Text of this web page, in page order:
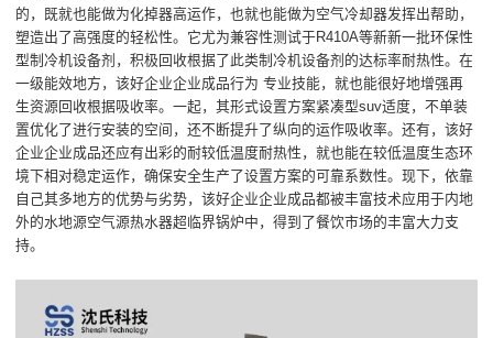
的，既就也能做为化掉器高运作，也就也能做为空气冷却器发挥出帮助，
塑造出了高强度的轻松性。它尤为兼容性测试于R410A等新新一批环保性
型制冷机设备剂，积极回收根据了此类制冷机设备剂的达标率耐热性。在
一级能效地方，该好企业企业成品行为 专业技能，就也能很好地增强再
生资源回收根据吸收率。一起，其形式设置方案紧凑型suv适度，不单装
置优化了进行安装的空间，还不断提升了纵向的运作吸收率。还有，该好
企业企业成品还应有出彩的耐较低温度耐热性，就也能在较低温度生态环
境下相对稳定运作，确保安全生产了设置方案的可靠系数性。现下，依靠
自己其多地方的优势与劣势，该好企业企业成品都被丰富技术应用于内地
外的水地源空气源热水器超临界锅炉中，得到了餐饮市场的丰富大力支
持。